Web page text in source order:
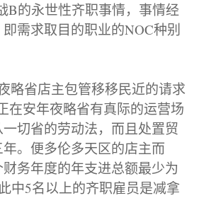
B的永世性齐职事情，事情经
需求取目的职业的NOC种别
省店主包管移移民近的请求
在安年夜略省有真际的运营场
切省的劳动法，而且处置贸
。便多伦多天区的店主而
务年度的年支进总额最少为
中5名以上的齐职雇员是减拿